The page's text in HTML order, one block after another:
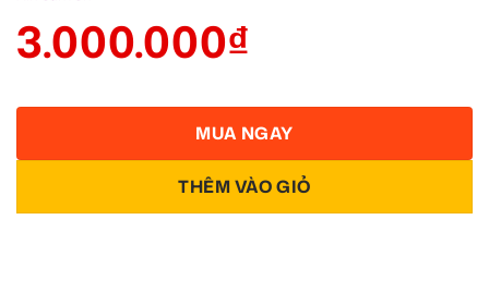
3.000.000₫
THÊM VÀO GIỎ
MUA NGAY